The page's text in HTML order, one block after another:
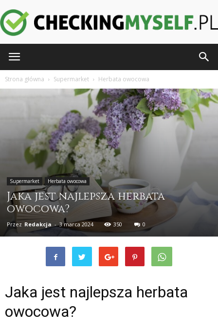
Strona główna Supermarket Herbata owocowa
Supermarket Herbata owocowa
Jaka jest najlepsza herbata
owocowa?
Przez Redakcja - 3 marca 2024 350 0
Jaka jest najlepsza herbata
owocowa?